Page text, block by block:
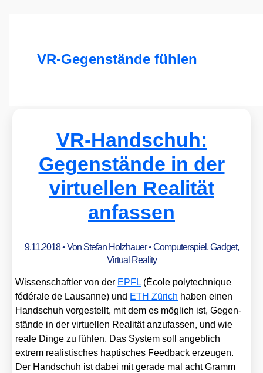
VR-Gegenstände fühlen
VR-Handschuh:
Gegenstände in der
virtuellen Realität
anfassen
9.11.2018• Von Stefan Holzhauer•Computerspiel,Gadget,
Virtual Reality
Wis­sen­schaft­ler von der EPFL (Éco­le poly­tech­ni­que
fédé­ra­le de Lau­sanne) und ETH Zürich haben einen
Hand­schuh vor­ge­stellt, mit dem es mög­lich ist, Gegen­
stän­de in der vir­tu­el­len Rea­li­tät anzu­fas­sen, und wie
rea­le Din­ge zu füh­len. Das Sys­tem soll angeb­lich
extrem rea­lis­ti­sches hap­ti­sches Feed­back erzeu­gen.
Der Hand­schuh ist dabei mit gera­de mal acht Gramm